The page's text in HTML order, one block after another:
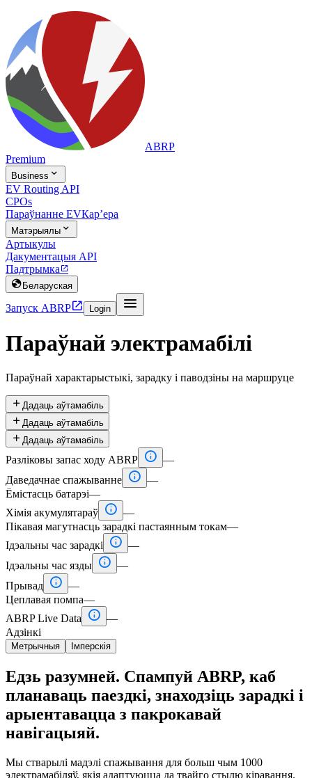
ABRP
Premium
Business 
EV Routing API
CPOs
Параўнанне EVКарʼера
Матэрыялы 
Артыкулы
Дакументацыя API
Падтрымка 
 Беларуская
Запуск ABRP Login 
Параўнай электрамабілі
Параўнай характарыстыкі, зарадку і паводзіны на маршруце
 Дадаць аўтамабіль
 Дадаць аўтамабіль
 Дадаць аўтамабіль
Разліковы запас ходу ABRP  —
Даведачнае спажыванне  —
Ёмістасць батарэі—
Хімія акумулятараў  —
Пікавая магутнасць зарадкі пастаянным токам—
Ідэальны час зарадкі
 —
Ідэальны час язды  —
Прывад  —
Цеплавая помпа—
ABRP Live Data
 —
Адзінкі
Метрычныя Імперскія
Едзь разумней. Спампуй ABRP, каб
планаваць паездкі, знаходзіць зарадкі і
арыентавацца з пакрокавай
навігацыяй.
Мы стварылі мадэлі спажывання для больш чым 1000
электрамабіляў, якія адаптуюцца да твайго стылю кіравання.